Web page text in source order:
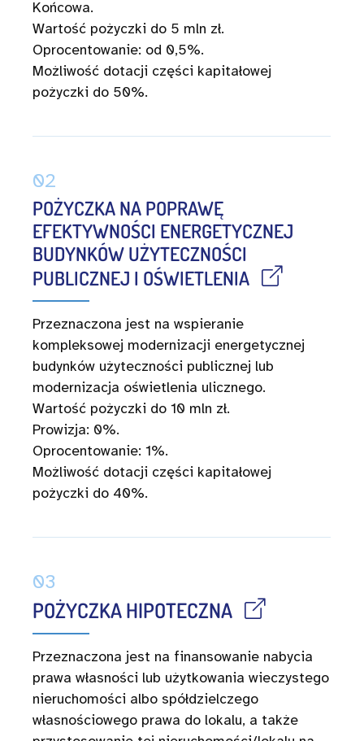
Końcowa.
Wartość pożyczki do 5 mln zł.
Oprocentowanie: od 0,5%.
Możliwość dotacji części kapitałowej
pożyczki do 50%.
02
POŻYCZKA NA POPRAWĘ
EFEKTYWNOŚCI ENERGETYCZNEJ
BUDYNKÓW UŻYTECZNOŚCI
PUBLICZNEJ I OŚWIETLENIA
Przeznaczona jest na wspieranie
kompleksowej modernizacji energetycznej
budynków użyteczności publicznej lub
modernizacja oświetlenia ulicznego.
Wartość pożyczki do 10 mln zł.
Prowizja: 0%.
Oprocentowanie: 1%.
Możliwość dotacji części kapitałowej
pożyczki do 40%.
03
POŻYCZKA HIPOTECZNA
Przeznaczona jest na finansowanie nabycia
prawa własności lub użytkowania wieczystego
nieruchomości albo spółdzielczego
własnościowego prawa do lokalu, a także